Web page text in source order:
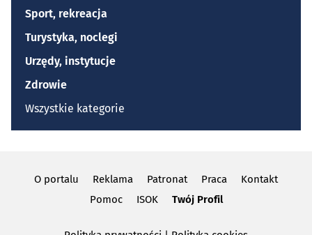
Sport, rekreacja
Turystyka, noclegi
Urzędy, instytucje
Zdrowie
Wszystkie kategorie
O portalu Reklama Patronat Praca
Kontakt
Pomoc
ISOK Twój Profil